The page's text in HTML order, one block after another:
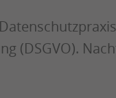
(DSGVO).